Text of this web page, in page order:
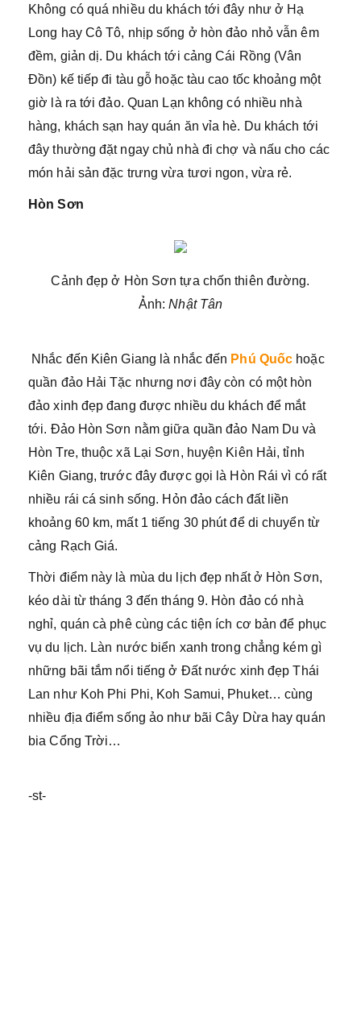
Không có quá nhiều du khách tới đây như ở Hạ
Long hay Cô Tô, nhịp sống ở hòn đảo nhỏ vẫn êm
đềm, giản dị. Du khách tới cảng Cái Rồng (Vân
Đồn) kế tiếp đi tàu gỗ hoặc tàu cao tốc khoảng một
giờ là ra tới đảo. Quan Lạn không có nhiều nhà
hàng, khách sạn hay quán ăn vỉa hè. Du khách tới
đây thường đặt ngay chủ nhà đi chợ và nấu cho các
món hải sản đặc trưng vừa tươi ngon, vừa rẻ.
Hòn Sơn
Cảnh đẹp ở Hòn Sơn tựa chốn thiên đường.
Ảnh:Nhật Tân
Nhắc đến Kiên Giang là nhắc đến Phú Quốc hoặc
quần đảo Hải Tặc nhưng nơi đây còn có một hòn
đảo xinh đẹp đang được nhiều du khách để mắt
tới. Đảo Hòn Sơn nằm giữa quần đảo Nam Du và
Hòn Tre, thuộc xã Lại Sơn, huyện Kiên Hải, tỉnh
Kiên Giang, trước đây được gọi là Hòn Rái vì có rất
nhiều rái cá sinh sống. Hỏn đảo cách đất liền
khoảng 60 km, mất 1 tiếng 30 phút để di chuyển từ
cảng Rạch Giá.
Thời điểm này là mùa du lịch đẹp nhất ở Hòn Sơn,
kéo dài từ tháng 3 đến tháng 9. Hòn đảo có nhà
nghỉ, quán cà phê cùng các tiện ích cơ bản để phục
vụ du lịch. Làn nước biển xanh trong chẳng kém gì
những bãi tắm nổi tiếng ở Đất nước xinh đẹp Thái
Lan như Koh Phi Phi, Koh Samui, Phuket… cùng
nhiều địa điểm sống ảo như bãi Cây Dừa hay quán
bia Cổng Trời…
-st-